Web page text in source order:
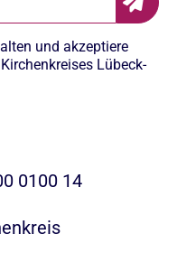
und akzeptiere
Lübeck-
0100 14